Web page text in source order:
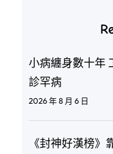
小病纏身數十年
診罕病
2026 年 8 月 6 日
《封神好漢榜》